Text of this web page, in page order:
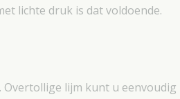
lichte druk is dat voldoende.
lijm kunt u eenvoudig